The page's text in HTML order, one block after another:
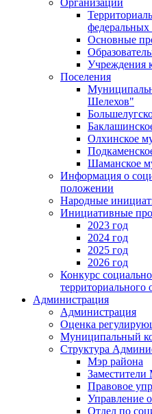
федеральных
Основные
Учреждения
Поселения
Шелехов"
Олхинское
Шаманское
Информация о
положении
Народные
Инициативные
2023 год
2024 год
2025 год
2026 год
Конкурс
территориального
Администрация
Администрация
Оценка
Муниципальный
Структура
Мэр района
Заместители
Правовое
Управление
Отдел по